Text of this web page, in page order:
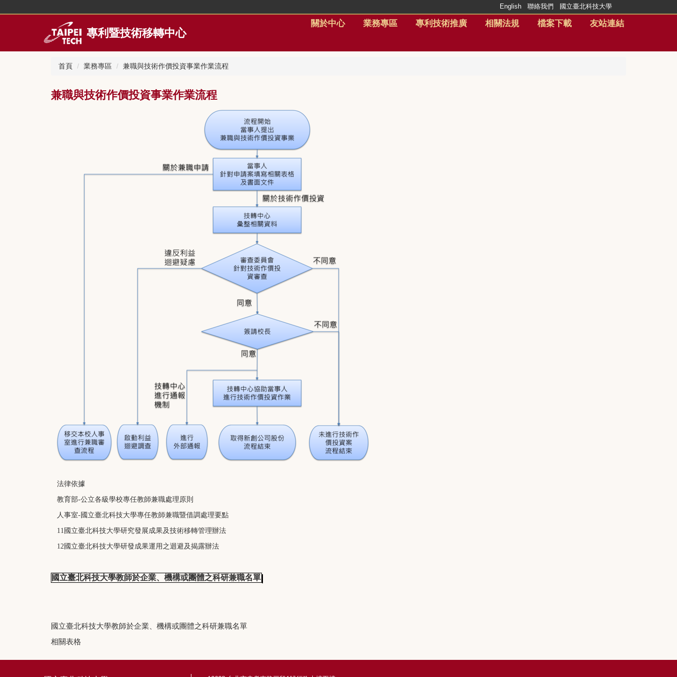
專利暨技術移轉中心
關於中心 業務專區 專利技術推廣 相關法規 檔案下載 友站連結
English 聯絡我們 國立臺北科技大學
首頁 業務專區 兼職與技術作價投資事業作業流程
兼職與技術作價投資事業作業流程
法律依據
教育部-公立各級學校專任教師兼職處理原則
人事室-國立臺北科技大學專任教師兼職暨借調處理要點
11國立臺北科技大學研究發展成果及技術移轉管理辦法
12國立臺北科技大學研發成果運用之迴避及揭露辦法
國立臺北科技大學教師於企業、機構或團體之科研兼職名單
國立臺北科技大學教師於企業、機構或團體之科研兼職名單
相關表格